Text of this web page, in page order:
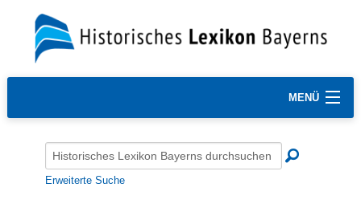
MENÜ
Erweiterte Suche